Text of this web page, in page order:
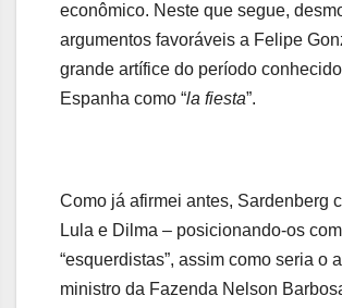
econômico. Neste que segue,
argumentos favoráveis a Felipe
grande artífice do período
Espanha como “la fiesta”.
Como já afirmei antes, Sardenberg
Lula e Dilma – posicionando-os
“esquerdistas”, assim como seria o
ministro da Fazenda Nelson